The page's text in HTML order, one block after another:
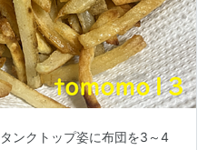
ンクトップ姿に布団を3～4